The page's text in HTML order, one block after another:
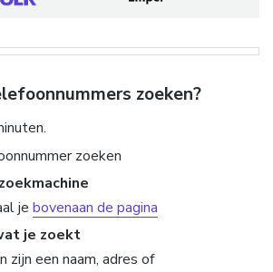
zoeken?
zoeken
je bovenaan de pagina
je zoekt
zijn een naam, adres of